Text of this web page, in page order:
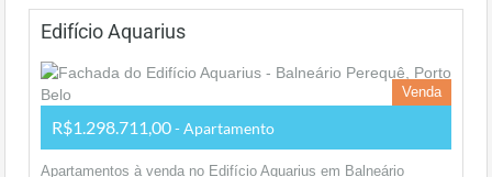
Edifício Aquarius
Venda
R$1.298.711,00- Apartamento
Apartamentos à venda no Edifício Aquarius em Balneário